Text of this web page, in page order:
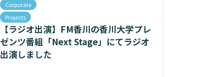
Corporate
Projects
【ラジオ出演】FM香川の香川大学プレ
ゼンツ番組「Next Stage」にてラジオ
出演しました